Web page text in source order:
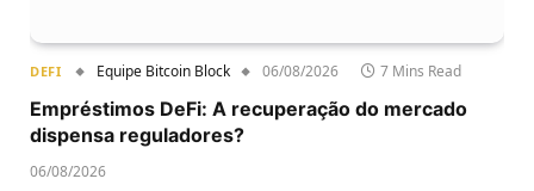
DEFI Equipe Bitcoin Block 06/08/2026 7 Mins Read
Empréstimos DeFi: A recuperação do mercado
dispensa reguladores?
06/08/2026